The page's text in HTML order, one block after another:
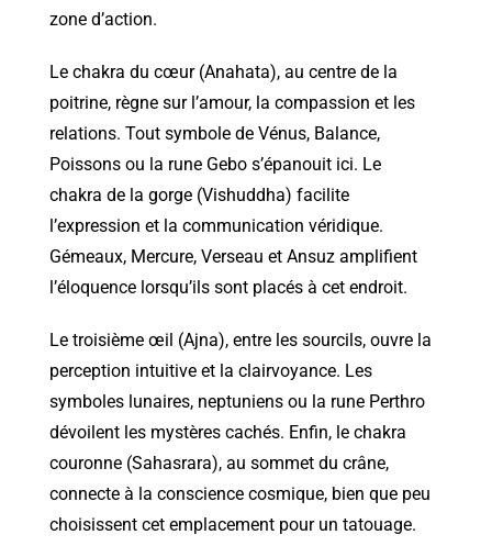
zone d’action.
Le chakra du cœur (Anahata), au centre de la
poitrine, règne sur l’amour, la compassion et les
relations. Tout symbole de Vénus, Balance,
Poissons ou la rune Gebo s’épanouit ici. Le
chakra de la gorge (Vishuddha) facilite
l’expression et la communication véridique.
Gémeaux, Mercure, Verseau et Ansuz amplifient
l’éloquence lorsqu’ils sont placés à cet endroit.
Le troisième œil (Ajna), entre les sourcils, ouvre la
perception intuitive et la clairvoyance. Les
symboles lunaires, neptuniens ou la rune Perthro
dévoilent les mystères cachés. Enfin, le chakra
couronne (Sahasrara), au sommet du crâne,
connecte à la conscience cosmique, bien que peu
choisissent cet emplacement pour un tatouage.